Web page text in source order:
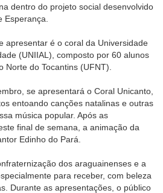
dentro do projeto social desenvolvido
Esperança.
apresentar é o coral da Universidade
(UNIIAL), composto por 60 alunos
Norte do Tocantins (UFNT).
se apresentará o Coral Unicanto,
entoando canções natalinas e outras
música popular. Após as
final de semana, a animação da
Edinho do Pará.
dos araguainenses e a
para receber, com beleza
Durante as apresentações, o público